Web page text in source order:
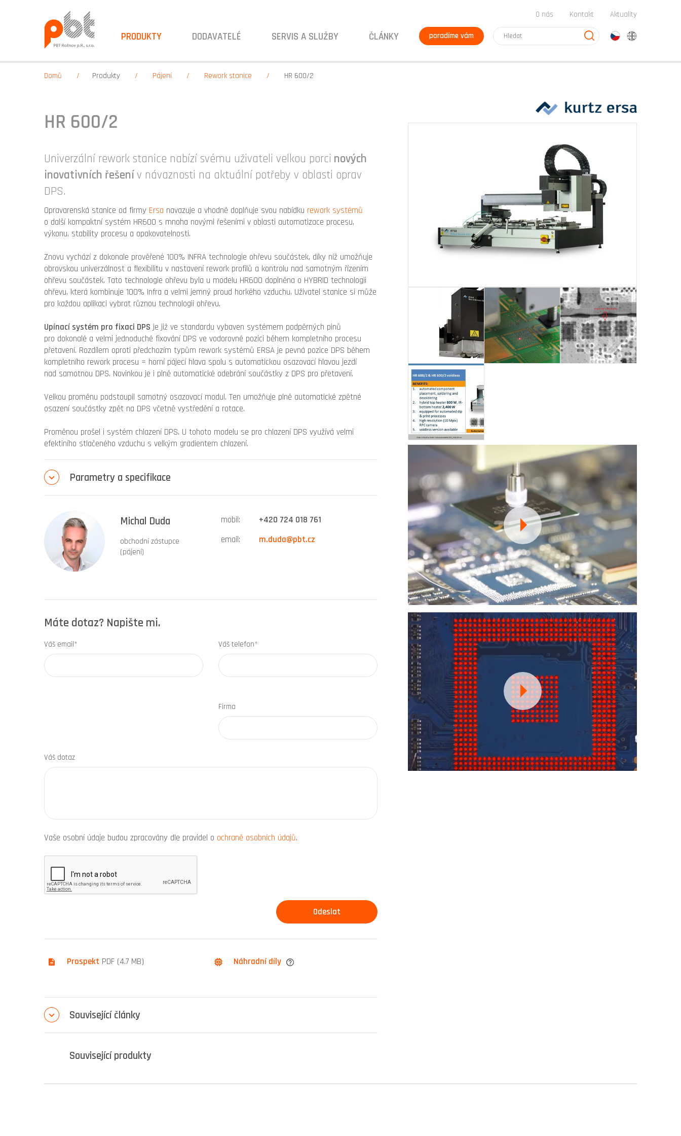
O nás Kontakt Aktuality
PRODUKTY DODAVATELÉ SERVIS A SLUŽBY ČLÁNKY poradíme vám cz
Domů Produkty Pájení Rework stanice HR 600/2
HR 600/2
Univerzální rework stanice nabízí svému uživateli velkou porci nových
inovativních řešenív návaznosti na aktuální potřeby v oblasti oprav
DPS.
Opravarenská stanice od firmy Ersa navazuje a vhodně doplňuje svou nabídku rework systémů
o další kompaktní systém HR600 s mnoha novými řešeními v oblasti automatizace procesu,
výkonu, stability procesu a opakovatelnosti.
Znovu vychází z dokonale prověřené 100% INFRA technologie ohřevu součástek, díky níž umožňuje
obrovskou univerzálnost a flexibilitu v nastavení rework profilů a kontrolu nad samotným řízením
ohřevu součástek. Tato technologie ohřevu byla u modelu HR600 doplněna o HYBRID technologii
ohřevu, která kombinuje 100% Infra a velmi jemný proud horkého vzduchu. Uživatel stanice si může
pro každou aplikaci vybrat různou technologii ohřevu.
Upínací systém pro fixaci DPS je již ve standardu vybaven systémem podpěrných pinů
pro dokonalé a velmi jednoduché fixování DPS ve vodorovné pozici během kompletního procesu
přetavení. Rozdílem oproti předchozím typům rework systémů ERSA je pevná pozice DPS během
kompletního rework procesu = horní pájecí hlava spolu s automatickou osazovací hlavou jezdí
nad samotnou DPS. Novinkou je i plně automatické odebrání součástky z DPS pro přetavení.
Velkou proměnu podstoupil samotný osazovací modul. Ten umožňuje plně automatické zpětné
osazení součástky zpět na DPS včetně vystředění a rotace.
Proměnou prošel i systém chlazení DPS. U tohoto modelu se pro chlazení DPS využívá velmi
efektiního stlačeného vzduchu s velkým gradientem chlazení.
Parametry a specifikace
Michal Duda
obchodní zástupce
(pájení)
mobil
+420 724 018 761
email
m.duda@pbt.cz
Máte dotaz? Napište mi.
Váš email* Váš telefon*
Firma
Váš dotaz
Vaše osobní údaje budou zpracovány dle pravidel o ochraně osobních údajů.
Prospekt PDF (4.7 MB) Náhradní díly
Související články
Související produkty